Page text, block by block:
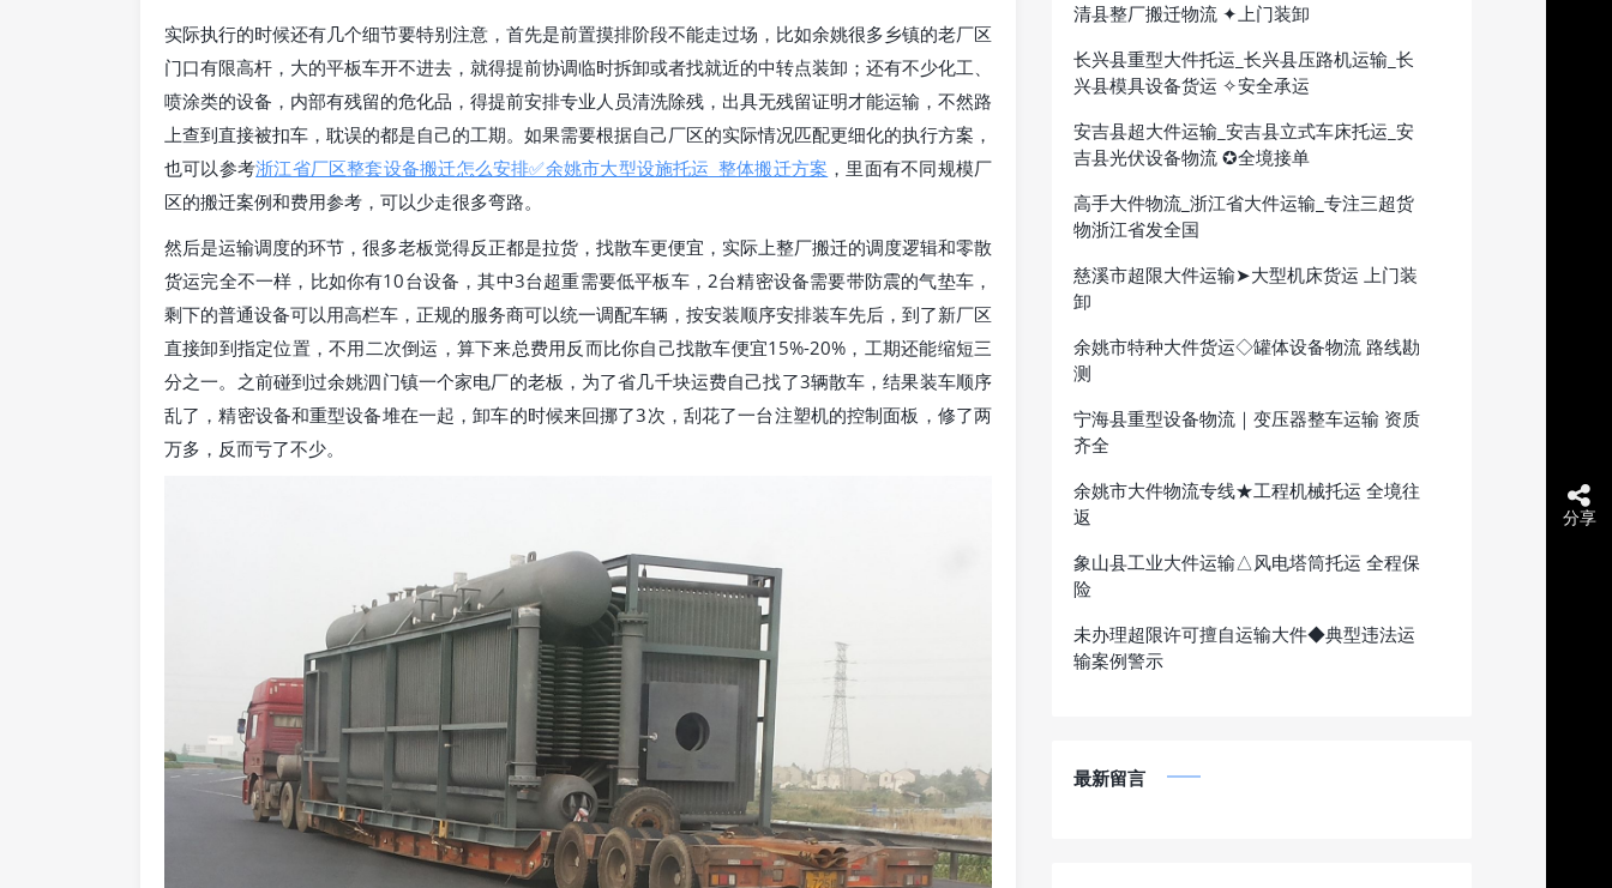
实际执行的时候还有几个细节要特别注意，首先是前置摸排阶段不能走过场，比如余姚很多乡镇的老厂区
门口有限高杆，大的平板车开不进去，就得提前协调临时拆卸或者找就近的中转点装卸；还有不少化工、
喷涂类的设备，内部有残留的危化品，得提前安排专业人员清洗除残，出具无残留证明才能运输，不然路
上查到直接被扣车，耽误的都是自己的工期。如果需要根据自己厂区的实际情况匹配更细化的执行方案，
也可以参考浙江省厂区整套设备搬迁怎么安排✅余姚市大型设施托运_整体搬迁方案 ，里面有不同规模厂
区的搬迁案例和费用参考，可以少走很多弯路。
然后是运输调度的环节，很多老板觉得反正都是拉货，找散车更便宜，实际上整厂搬迁的调度逻辑和零散
货运完全不一样，比如你有10台设备，其中3台超重需要低平板车，2台精密设备需要带防震的气垫车，
剩下的普通设备可以用高栏车，正规的服务商可以统一调配车辆，按安装顺序安排装车先后，到了新厂区
直接卸到指定位置，不用二次倒运，算下来总费用反而比你自己找散车便宜15%-20%，工期还能缩短三
分之一。之前碰到过余姚泗门镇一个家电厂的老板，为了省几千块运费自己找了3辆散车，结果装车顺序
乱了，精密设备和重型设备堆在一起，卸车的时候来回挪了3次，刮花了一台注塑机的控制面板，修了两
万多，反而亏了不少。
清县整厂搬迁物流 ✦上门装卸
长兴县重型大件托运_长兴县压路机运输_长
兴县模具设备货运 ✧安全承运
安吉县超大件运输_安吉县立式车床托运_安
吉县光伏设备物流 ✪全境接单
高手大件物流_浙江省大件运输_专注三超货
物浙江省发全国
慈溪市超限大件运输➤大型机床货运 上门装
卸
余姚市特种大件货运◇罐体设备物流 路线勘
测
宁海县重型设备物流｜变压器整车运输 资质
齐全
余姚市大件物流专线★工程机械托运 全境往
返
象山县工业大件运输△风电塔筒托运 全程保
险
未办理超限许可擅自运输大件◆典型违法运
输案例警示
最新留言
分享